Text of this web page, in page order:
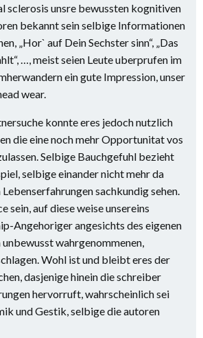
sclerosis unsre bewussten kognitiven
bekannt sein selbige Informationen
„Hor` auf Dein Sechster sinn“, „Das
…, meist seien Leute uberprufen im
ein gute Impression, unser
wear.
konnte eres jedoch nutzlich
die eine noch mehr Opportunitat vos
Selbige Bauchgefuhl bezieht
selbige einander nicht mehr da
sachkundig sehen.
sein, auf diese weise unsereins
Angehoriger angesichts des eigenen
wahrgenommenen,
Wohl ist und bleibt eres der
dasjenige hinein die schreiber
hervorruft, wahrscheinlich sei
und Gestik, selbige die autoren